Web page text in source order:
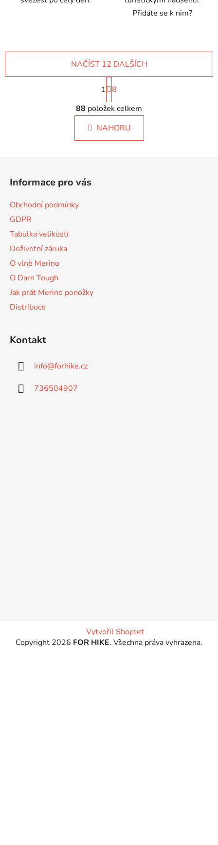
Přidáte se k nim?
O
v
l
á
d
NAČÍST 12 DALŠÍCH
S
t
r
á
n
k
1 8
88 položek celkem
NAHORU
Informace pro vás
Obchodní podmínky
GDPR
Tabulka velikostí
Doživotní záruka
O vlně Merino
O Darn Tough
Jak prát Merino ponožky
Distribuce
Kontakt
info@forhike.cz
736504907
Vytvořil Shoptet
Copyright 2026 FOR HIKE. Všechna práva vyhrazena.